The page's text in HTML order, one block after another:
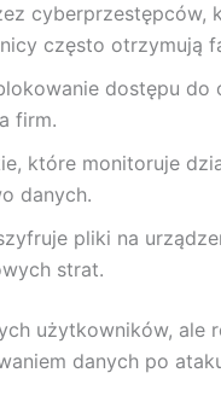
często otrzymują
dostępu
firm.
które monitoruje
danych.
pliki na
strat.
użytkowników,
danych po